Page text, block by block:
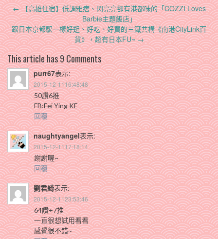
Post
navigation
←【高雄住宿】低調雅痞、閃亮亮卻有港都味的「COZZI Loves
Barbie主題飯店」
跟日本京都駅一樣好逛、好吃、好買的三鐡共構《南港CityLink百
貨》，超有日本FU~→
This article has 9 Comments
purr67表示:
2015-12-1116:48:48
50讚6推
FB:Fei Ying KE
回覆
naughtyangel表示:
2015-12-1117:18:14
謝謝喔~
回覆
劉君綺表示:
2015-12-1123:53:46
64讚+7推
一直很想試用看看
感覺很不錯~